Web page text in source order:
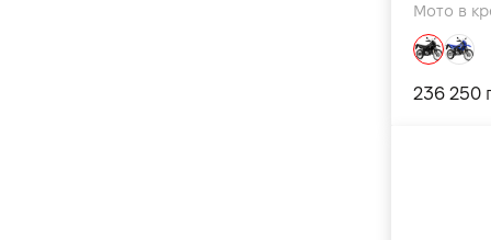
Мото в
236 250